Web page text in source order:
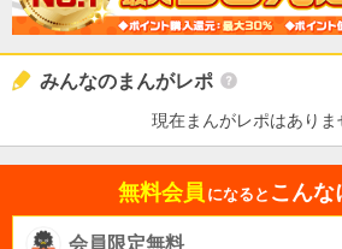
みんなのまんがレポ
現在まんがレポはありま
無料会員 になると こんな
会員限定無料